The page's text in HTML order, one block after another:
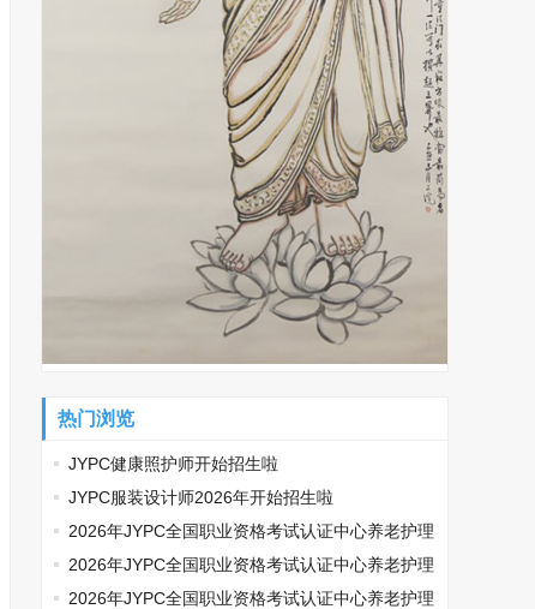
热门浏览
JYPC健康照护师开始招生啦
JYPC服装设计师2026年开始招生啦
2026年JYPC全国职业资格考试认证中心养老护理
师开始报名啦
2026年JYPC全国职业资格考试认证中心养老护理
师开始报名啦
2026年JYPC全国职业资格考试认证中心养老护理